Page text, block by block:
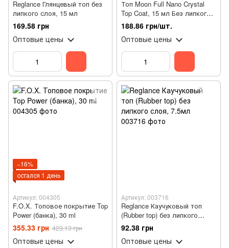
Reglance Глянцевый топ без
липкого слоя, 15 мл
169.58 грн
Оптовые цены
Топ Moon Full Nano Crystal
Top Coat, 15 мл Без липкого
шару
188.86 грн/шт.
Оптовые цены
−16%
остался 1 день
Артикул: 004305
F.O.X. Топовое покрытие Top
Power (банка), 30 ml
355.33 грн 423.13 грн
Оптовые цены
Артикул: 003716
Reglance Каучуковый топ
(Rubber top) без липкого
слоя, 7.5мл
92.38 грн
Оптовые цены